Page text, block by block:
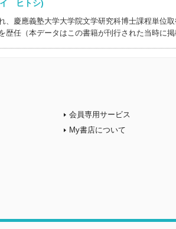
イ ヒトシ)
、慶應義塾大学大学院文学研究科博士課程単位
歴任（本データはこの書籍が刊行された当時に掲
会員専用サービス
My書店について